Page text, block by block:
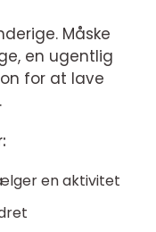
Måske
en ugentlig
for at lave
en aktivitet